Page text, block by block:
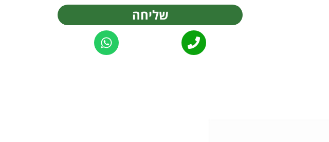
שליחה
Alternative: